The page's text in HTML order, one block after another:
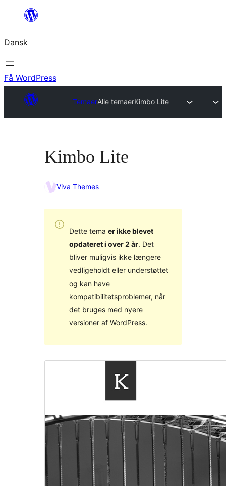
Spring
indhold
Dansk
Få WordPress
TemaerAlle temaerKimbo Lite
Kimbo Lite
Viva Themes
Dette tema er ikke blevet
opdateret i over 2 år. Det
bliver muligvis ikke længere
vedligeholdt eller understøttet
og kan have
kompatibilitetsproblemer, når
det bruges med nyere
versioner af WordPress.